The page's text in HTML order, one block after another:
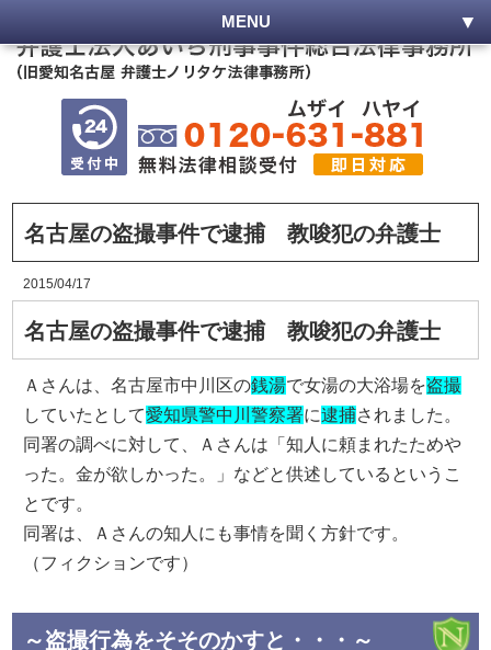
MENU
名古屋の盗撮事件で逮捕 教唆犯の弁護士
2015/04/17
名古屋の盗撮事件で逮捕 教唆犯の弁護士
Ａさんは、名古屋市中川区の銭湯で女湯の大浴場を盗撮
していたとして愛知県警中川警察署に逮捕されました。
同署の調べに対して、Ａさんは「知人に頼まれたためや
った。金が欲しかった。」などと供述しているというこ
とです。
同署は、Ａさんの知人にも事情を聞く方針です。
（フィクションです）
～盗撮行為をそそのかすと・・・～